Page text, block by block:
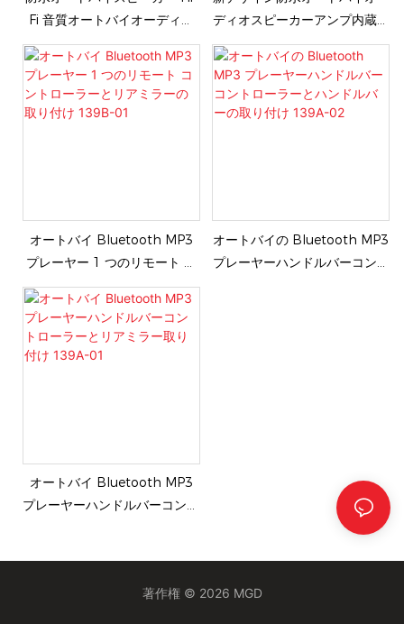
Fi 音質オートバイオーディオ
システムハーレーオートバイサ
ポート BT、FM、SD、USB
ディオスピーカーアンプ内蔵ロ
ックスピーカー亜鉛合金高級1
オートバイ Bluetooth MP3
プレーヤー 1 つのリモート コ
ントローラーとリアミラーの取
り付け 139B-01
オートバイの Bluetooth MP3
プレーヤーハンドルバーコント
オートバイ Bluetooth MP3
プレーヤーハンドルバーコント
著作権 © 2026 MGD